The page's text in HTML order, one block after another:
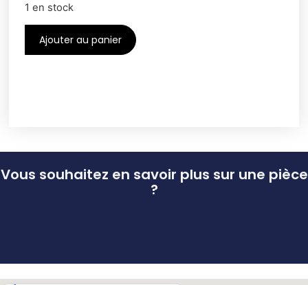
1 en stock
Ajouter au panier
Vous souhaitez en savoir plus sur une pièce
?